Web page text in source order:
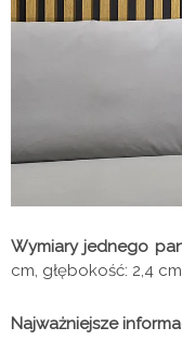
Wymiary jednego
cm, głębokość: 2,4
Najważniejsze